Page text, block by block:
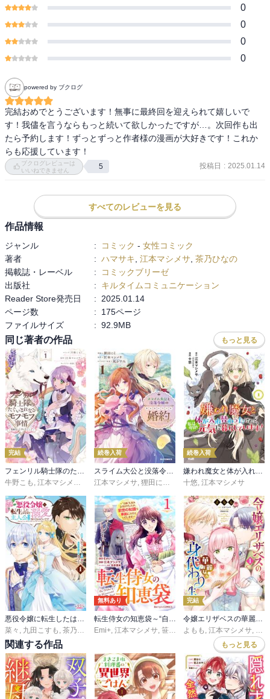
0
0
0
0
powered by ブクログ
完結おめでとうございます！無事に最終回を迎えられて嬉しいで
す！我儘を言うならもっと続いて欲しかったですが…。次回作も出
たら予約します！ずっとずっと作者様の漫画が大好きです！これか
らも応援しています！
ブクログレビューは
いいねできません
5 投稿日 : 2025.01.14
すべてのレビューを見る
作品情報
ジャンル : コミック - 女性コミック
著者
: ハマサキ 江本マシメサ 茶乃ひなの
掲載誌・レーベル
:
コミックブリーゼ
出版社
:
キルタイムコミュニケーション
Reader Store発売日
:
2025.01.14
ページ数
:
175ページ
ファイルサイズ
: 92.9MB
同じ著者の作品 もっと見る
完結
フェンリル騎士隊のたぐいまれなるモフモフ事情～異動先の上司が犬でした～
牛野こも , 江本マシメサ しの
続巻入荷
スライム大公と没落令嬢のあんがい幸せな婚約
江本マシメサ, 狸田にそ 凪かすみ
続巻入荷
嫌われ魔女と体が入れ替わったけれど、私は今日も元気に暮らしています！【電子単行本】
十悠, 江本マシメサ
菜々
九田こすも 茶乃ひなの
無料あり
Emi+ 江本マシメサ 笹原亜美
完結
よもも 江本マシメサ
関連する作品 もっと見る